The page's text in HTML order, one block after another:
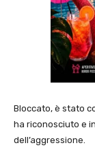
Bloccato, è stato
ha riconosciuto e
dell’aggressione.